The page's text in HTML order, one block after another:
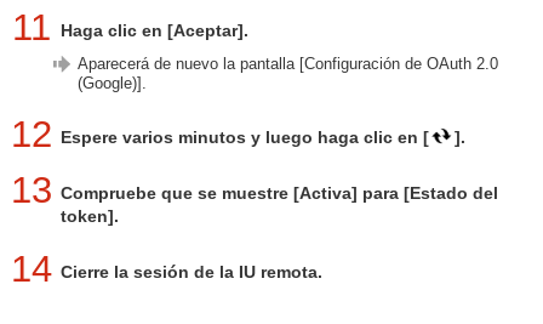
11 Haga clic en [Aceptar].
Aparecerá de nuevo la pantalla [Configuración de OAuth 2.0
(Google)].
12 Espere varios minutos y luego haga clic en [ ].
13 Compruebe que se muestre [Activa] para [Estado del
token].
14 Cierre la sesión de la IU remota.